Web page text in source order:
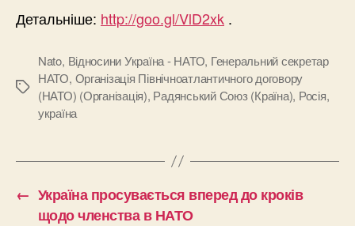
Детальніше: http://goo.gl/VlD2xk .
Позначки
Nato, Відносини Україна - НАТО, Генеральний секретар
НАТО, Організація Північноатлантичного договору
(НАТО) (Організація), Радянський Союз (Країна), Росія,
україна
← Україна просувається вперед до кроків
щодо членства в НАТО